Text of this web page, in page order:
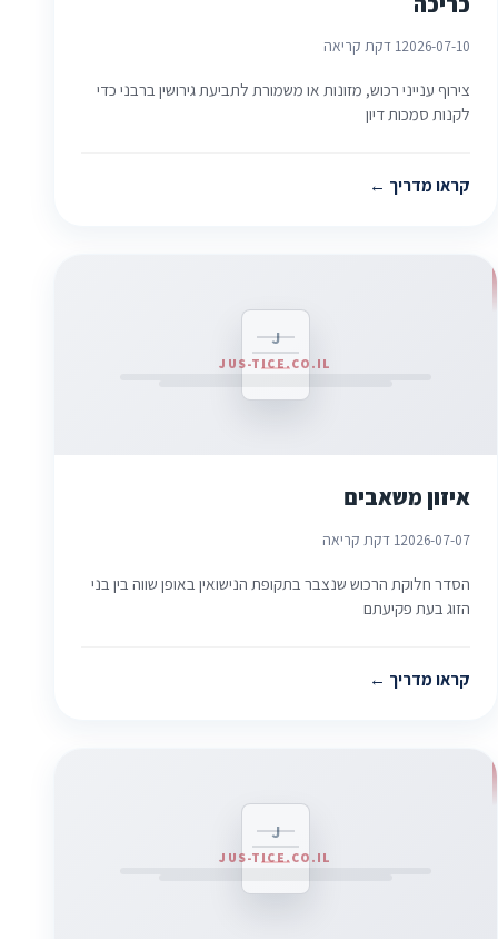
2026-07-101 דקת קריאה
צירוף ענייני רכוש, מזונות או משמורת לתביעת גירושין ברבני כדי
לקנות סמכות דיון
קראו מדריך
J
JUS-TICE.CO.IL
איזון משאבים
2026-07-071 דקת קריאה
הסדר חלוקת הרכוש שנצבר בתקופת הנישואין באופן שווה בין בני
הזוג בעת פקיעתם
קראו מדריך
J
JUS-TICE.CO.IL